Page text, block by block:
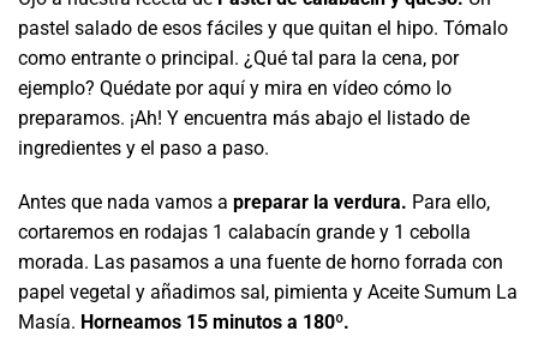
pastel salado de esos fáciles y que quitan el hipo. Tómalo
como entrante o principal. ¿Qué tal para la cena, por
ejemplo? Quédate por aquí y mira en vídeo cómo lo
preparamos. ¡Ah! Y encuentra más abajo el listado de
ingredientes y el paso a paso.
Antes que nada vamos a preparar la verdura. Para ello,
cortaremos en rodajas 1 calabacín grande y 1 cebolla
morada. Las pasamos a una fuente de horno forrada con
papel vegetal y añadimos sal, pimienta y Aceite Sumum La
Masía. Horneamos 15 minutos a 180º.